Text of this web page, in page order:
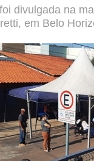
divulgada na
em Belo